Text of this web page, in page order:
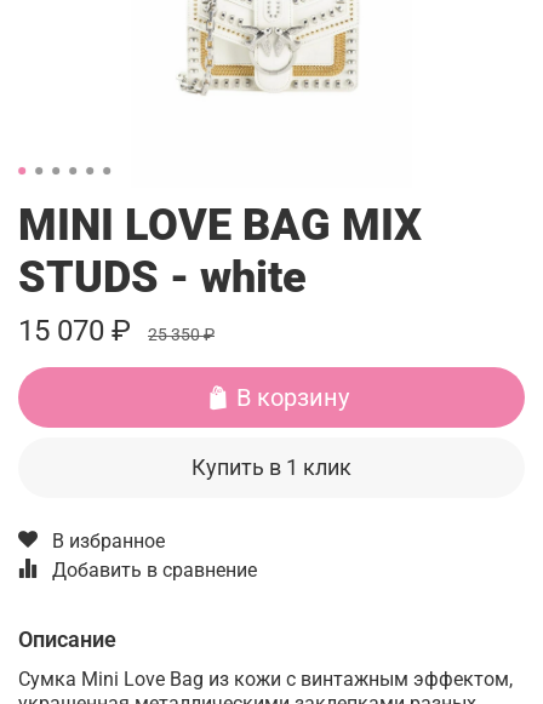
MINI LOVE BAG MIX
STUDS - white
15 070 ₽ 25 350 ₽
В корзину
Купить в 1 клик
В избранное
Добавить в сравнение
Описание
Сумка Mini Love Bag из кожи с винтажным эффектом,